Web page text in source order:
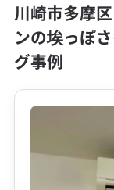
川崎市多摩
ンの埃っぽ
グ事例